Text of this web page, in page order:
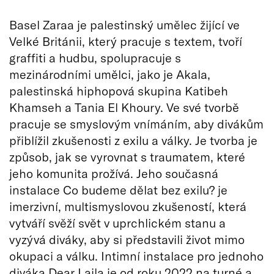
Basel Zaraa je palestinský umělec žijící ve
Velké Británii, který pracuje s textem, tvoří
graffiti a hudbu, spolupracuje s
mezinárodními umělci, jako je Akala,
palestinská hiphopová skupina Katibeh
Khamseh a Tania El Khoury. Ve své tvorbě
pracuje se smyslovým vnímáním, aby divákům
přiblížil zkušenosti z exilu a války. Je tvorba je
způsob, jak se vyrovnat s traumatem, které
jeho komunita prožívá. Jeho současná
instalace Co budeme dělat bez exilu? je
imerzivní, multismyslovou zkušeností, která
vytváří svěží svět v uprchlickém stanu a
vyzývá diváky, aby si představili život mimo
okupaci a válku. Intimní instalace pro jednoho